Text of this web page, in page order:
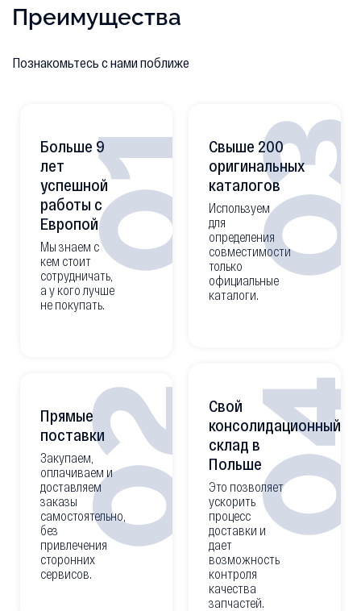
Преимущества
Познакомьтесь с нами поближе
01
Больше 9
лет
успешной
работы с
Европой
Мы знаем с
кем стоит
сотрудничать,
а у кого лучше
не покупать.
02
Прямые
поставки
Закупаем,
оплачиваем и
доставляем
заказы
самостоятельно,
без
привлечения
сторонних
сервисов.
Свыше 200
оригинальных
каталогов
Используем
для
определения
совместимости
только
официальные
каталоги.
Свой
консолидационный
склад в
Польше
Это позволяет
ускорить
процесс
доставки и
дает
возможность
контроля
качества
запчастей.